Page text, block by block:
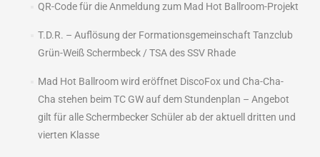
QR-Code für die Anmeldung zum Mad Hot Ballroom-Projekt
T.D.R. – Auflösung der Formationsgemeinschaft Tanzclub
Grün-Weiß Schermbeck / TSA des SSV Rhade
Mad Hot Ballroom wird eröffnet DiscoFox und Cha-Cha-
Cha stehen beim TC GW auf dem Stundenplan – Angebot
gilt für alle Schermbecker Schüler ab der aktuell dritten und
vierten Klasse